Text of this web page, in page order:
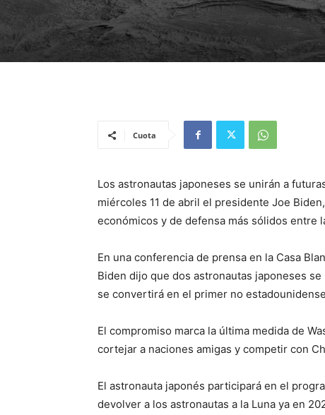
Cuota
Los astronautas japoneses se unirán a
miércoles 11 de abril el presidente Joe
económicos y de defensa más sólidos entre
En una conferencia de prensa en la Casa
Biden dijo que dos astronautas japoneses
se convertirá en el primer no
El compromiso marca la última medida de
cortejar a naciones amigas y competir con
El astronauta japonés participará en el
devolver a los astronautas a la Luna ya en